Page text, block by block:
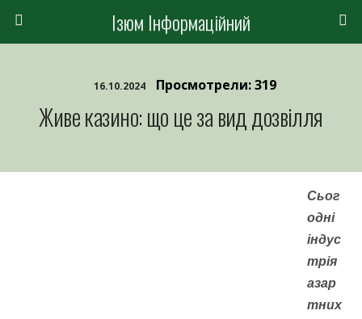
Ізюм Інформаційний
16.10.2024 Просмотрели: 319
Живе казино: що це за вид дозвілля
Сьог
одні
індус
трія
азар
тних